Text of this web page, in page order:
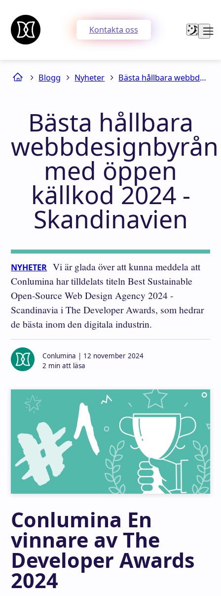
Kontakta oss
Blogg Nyheter Bästa hållbara webbdesignbyrån med öppen källkod 2024 - Skandinavien
Bästa hållbara
webbdesignbyrån
med öppen
källkod 2024 -
Skandinavien
NYHETER Vi är glada över att kunna meddela att
Conlumina har tilldelats titeln Best Sustainable
Open-Source Web Design Agency 2024 -
Scandinavia i The Developer Awards, som hedrar
de bästa inom den digitala industrin.
Skriven av
Conlumina | 12 november 2024
2 min att läsa
Conlumina En
vinnare av The
Developer Awards
2024